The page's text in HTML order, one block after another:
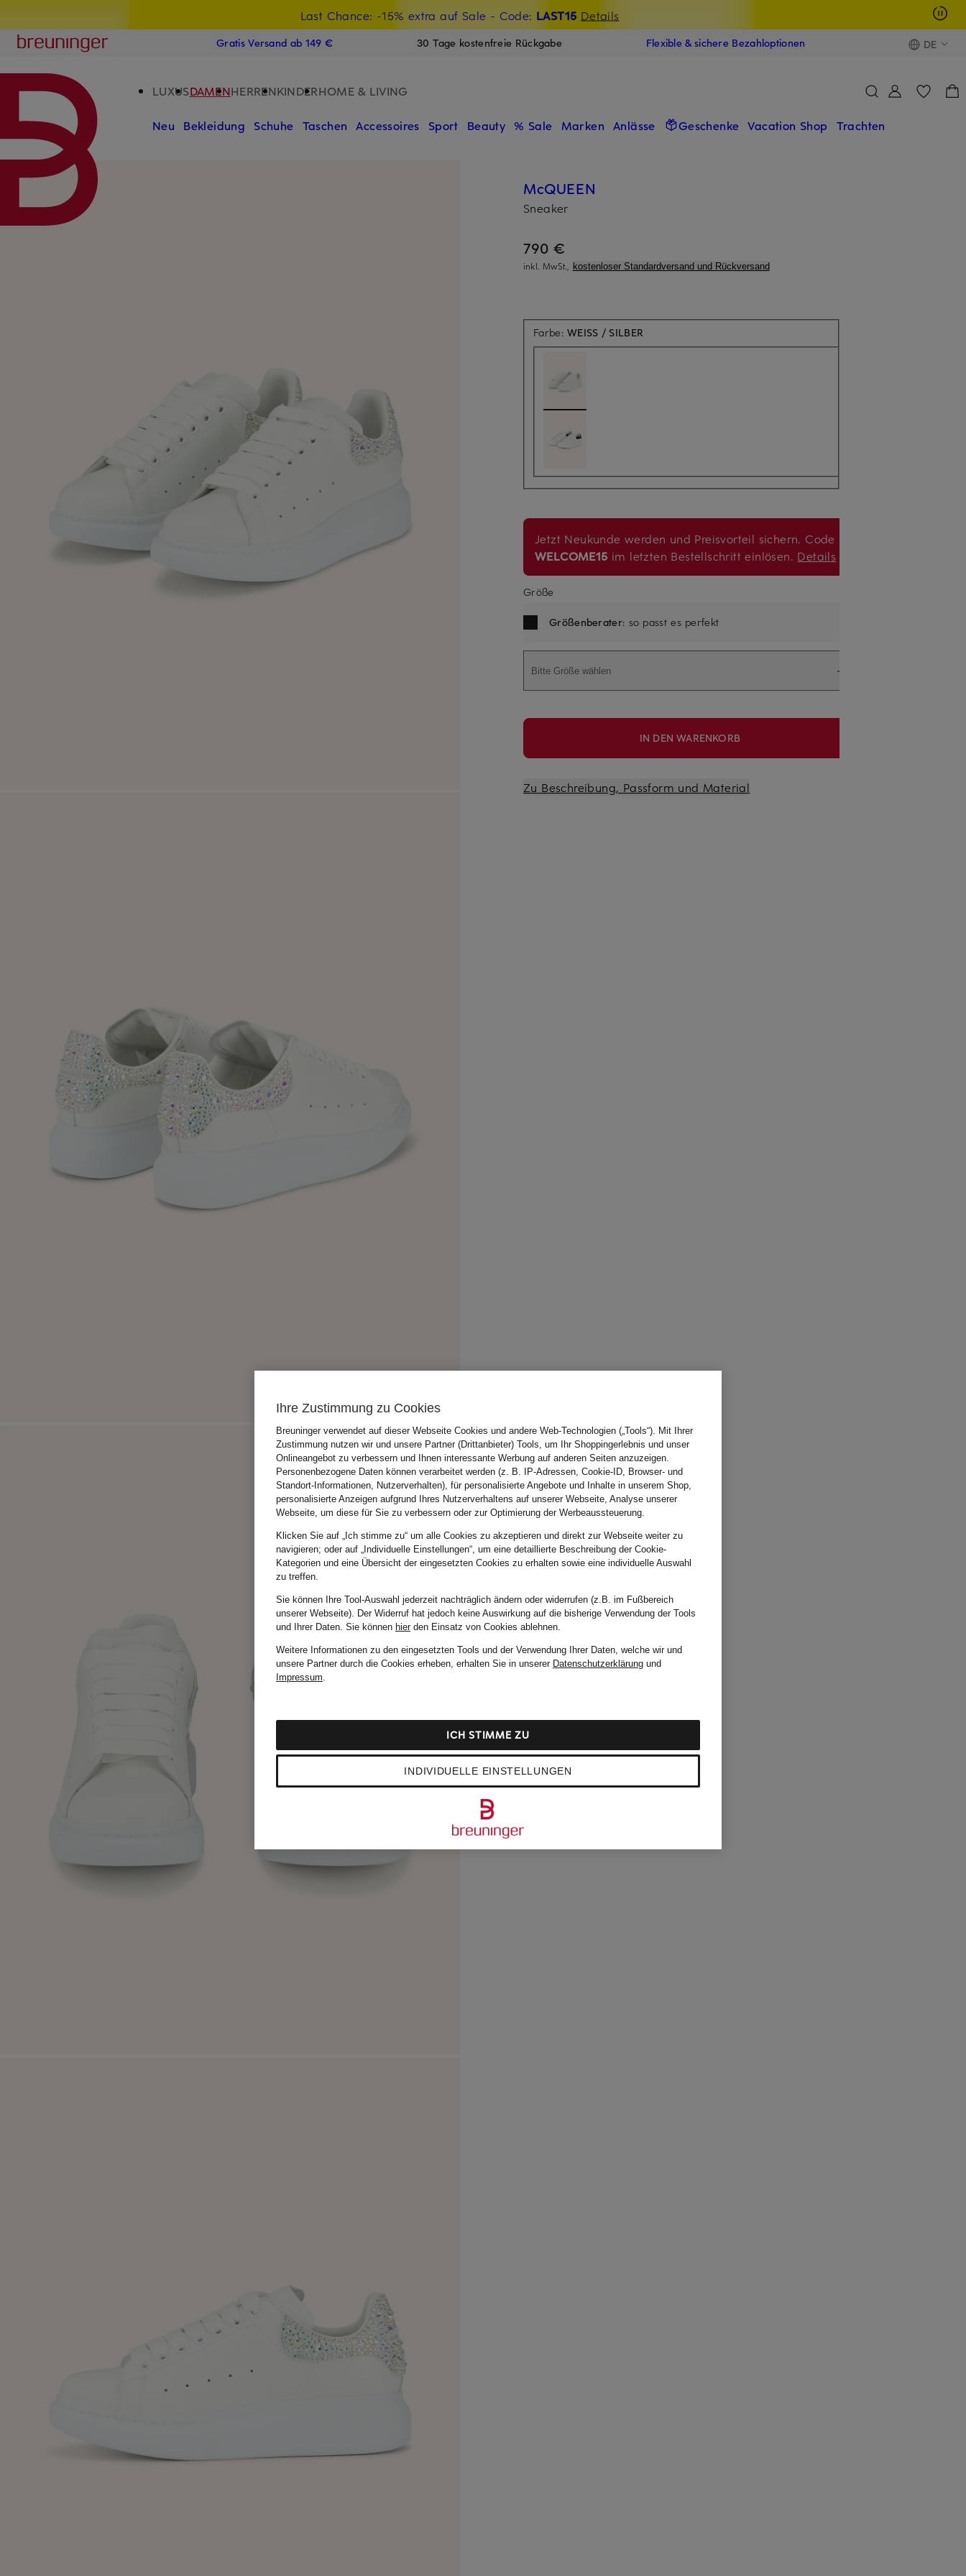
Last Chance: -15% extra auf Sale - Code: LAST15 Details
15€-Willkommensgutschein mit Beyond sichern
Breuninger
Gratis Versand ab 149 € 30 Tage kostenfreie Rückgabe Flexible & sichere Bezahloptionen DE
LUXUSDAMENHERRENKINDERHOME & LIVING
Neu Bekleidung Schuhe Taschen Accessoires Sport Beauty % Sale Marken Anlässe Geschenke Vacation Shop Trachten
McQUEEN
Sneaker
790 €
inkl. MwSt., kostenloser Standardversand und Rückversand
Farbe:WEISS / SILBER
Jetzt Neukunde werden und Preisvorteil sichern. Code
WELCOME15 im letzten Bestellschritt einlösen. Details
Größe
Größenberater: so passt es perfekt
Bitte Größe wählen
IN DEN WARENKORB
Zu Beschreibung, Passform und Material
Ihre Zustimmung zu Cookies
Breuninger verwendet auf dieser Webseite Cookies und andere Web-Technologien („Tools“). Mit Ihrer
Zustimmung nutzen wir und unsere Partner (Drittanbieter) Tools, um Ihr Shoppingerlebnis und unser
Onlineangebot zu verbessern und Ihnen interessante Werbung auf anderen Seiten anzuzeigen.
Personenbezogene Daten können verarbeitet werden (z. B. IP-Adressen, Cookie-ID, Browser- und
Standort-Informationen, Nutzerverhalten), für personalisierte Angebote und Inhalte in unserem Shop,
personalisierte Anzeigen aufgrund Ihres Nutzerverhaltens auf unserer Webseite, Analyse unserer
Webseite, um diese für Sie zu verbessern oder zur Optimierung der Werbeaussteuerung.
Klicken Sie auf „Ich stimme zu“ um alle Cookies zu akzeptieren und direkt zur Webseite weiter zu
navigieren; oder auf „Individuelle Einstellungen“, um eine detaillierte Beschreibung der Cookie-
Kategorien und eine Übersicht der eingesetzten Cookies zu erhalten sowie eine individuelle Auswahl
zu treffen.
Sie können Ihre Tool-Auswahl jederzeit nachträglich ändern oder widerrufen (z.B. im Fußbereich
unserer Webseite). Der Widerruf hat jedoch keine Auswirkung auf die bisherige Verwendung der Tools
und Ihrer Daten. Sie können hierden Einsatz von Cookies ablehnen.
Weitere Informationen zu den eingesetzten Tools und der Verwendung Ihrer Daten, welche wir und
unsere Partner durch die Cookies erheben, erhalten Sie in unserer Datenschutzerklärung und
Impressum.
INDIVIDUELLE EINSTELLUNGEN
ICH STIMME ZU